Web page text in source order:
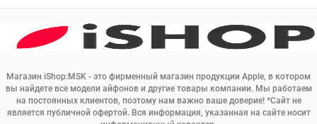
Магазин iShop:MSK - это фирменный магазин продукции Apple, в котором
вы найдете все модели айфонов и другие товары компании. Мы работаем
на постоянных клиентов, поэтому нам важно ваше доверие! *Сайт не
является публичной офертой. Вся информация, указанная на сайте носит